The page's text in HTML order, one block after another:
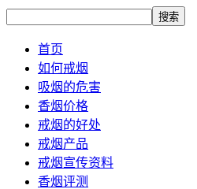
搜索
首页
如何戒烟
吸烟的危害
香烟价格
戒烟的好处
戒烟产品
戒烟宣传资料
香烟评测